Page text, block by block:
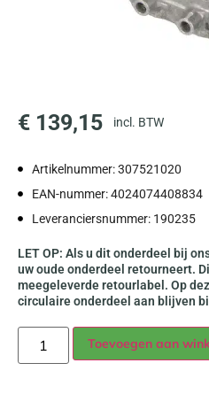
€ 139,15 incl. BTW
Artikelnummer: 307521020
EAN-nummer: 4024074408834
Leveranciersnummer: 190235
LET OP: Als u dit onderdeel bij
uw oude onderdeel retourneert.
meegeleverde retourlabel. Op
circulaire onderdeel aan blijven
Toevoegen aan